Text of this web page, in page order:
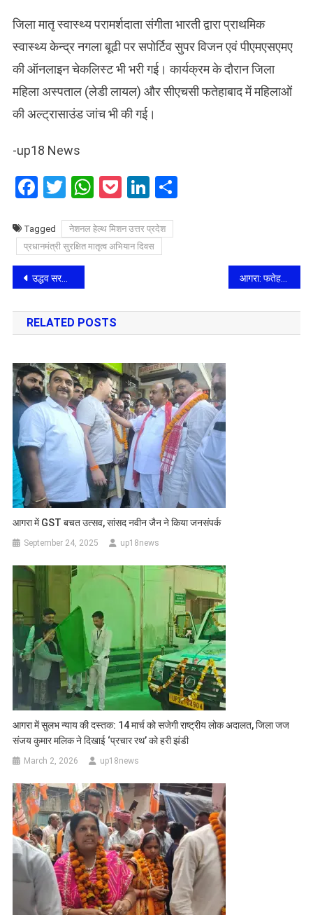
जिला मातृ स्वास्थ्य परामर्शदाता संगीता भारती द्वारा प्राथमिक
स्वास्थ्य केन्द्र नगला बूढी पर सपोर्टिव सुपर विजन एवं पीएमएसएमए
की ऑनलाइन चेकलिस्ट भी भरी गई। कार्यक्रम के दौरान जिला
महिला अस्पताल (लेडी लायल) और सीएचसी फतेहाबाद में महिलाओं
की अल्ट्रासाउंड जांच भी की गई।
-up18 News
Facebook
Twitter
WhatsApp
PocketLinkedIn
Tagged
नेशनल हेल्थ मिशन उत्तर प्रदेश
प्रधानमंत्री सुरक्षित मातृत्व अभियान दिवस
Post
navigation
उद्धव सरकार के खिलाफ 14 फरवरी से अनिश्चितकालीन भूख हड़ताल करेंगे अन्ना आगरा: फतेहपुर सीकरी की शाही मस्जिद में नमाज़ के दौरान छत से गिरा बड़ा पत्थर, मची भगदड़
RELATED POSTS
आगरा में GST बचत उत्सव, सांसद नवीन जैन ने किया जनसंपर्क
September 24, 2025 up18news
आगरा में सुलभ न्याय की दस्तक: 14 मार्च को सजेगी राष्ट्रीय लोक अदालत, जिला जज
संजय कुमार मलिक ने दिखाई ‘प्रचार रथ’ को हरी झंडी
March 2, 2026 up18news